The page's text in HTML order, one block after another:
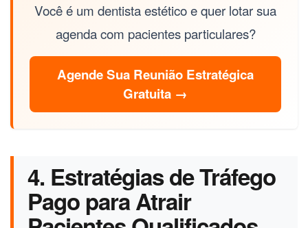
Você é um dentista estético e quer lotar sua
agenda com pacientes particulares?
Agende Sua Reunião Estratégica
Gratuita →
4. Estratégias de Tráfego
Pago para Atrair